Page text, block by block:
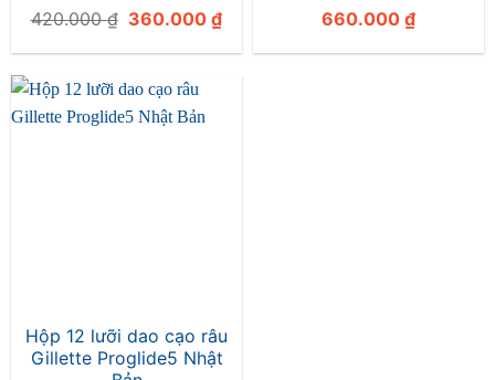
420.000₫ Giá
là:
360.000₫Giá
tại
660.000 ₫
Hộp 12 lưỡi dao cạo râu
Gillette Proglide5 Nhật